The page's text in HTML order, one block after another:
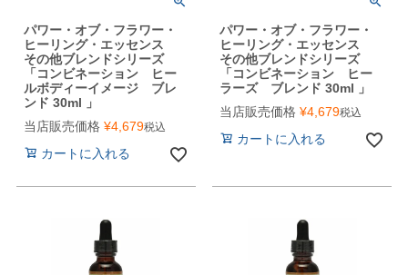
パワー・オブ・フラワー・
ヒーリング・エッセンス
その他ブレンドシリーズ
「コンビネーション ヒー
ルボディーイメージ ブレ
ンド 30ml 」
当店販売価格 ¥4,679税込
カートに入れる
パワー・オブ・フラワー・
ヒーリング・エッセンス
その他ブレンドシリーズ
「コンビネーション ヒー
ラーズ ブレンド 30ml 」
当店販売価格 ¥4,679税込
カートに入れる